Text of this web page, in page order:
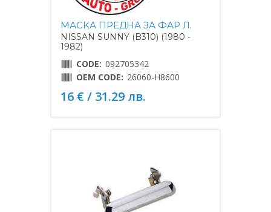
МАСКА ПРЕДНА ЗА ФАР Л.
NISSAN SUNNY (B310) (1980 -
1982)
CODE: 092705342
OEM CODE: 26060-H8600
16 € / 31.29 лв.